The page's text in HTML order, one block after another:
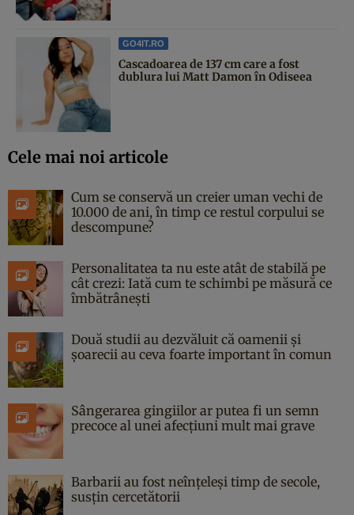
GO4IT.RO
Cascadoarea de 137 cm care a fost
dublura lui Matt Damon în Odiseea
Cele mai noi articole
Cum se conservă un creier uman vechi de
10.000 de ani, în timp ce restul corpului se
descompune?
Personalitatea ta nu este atât de stabilă pe
cât crezi: Iată cum te schimbi pe măsură ce
îmbătrânești
Două studii au dezvăluit că oamenii și
șoarecii au ceva foarte important în comun
Sângerarea gingiilor ar putea fi un semn
precoce al unei afecțiuni mult mai grave
Barbarii au fost neînțeleși timp de secole,
susțin cercetătorii